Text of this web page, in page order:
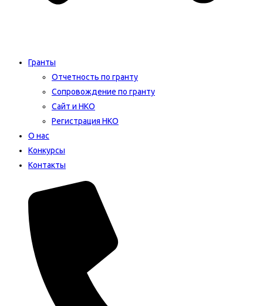
Гранты
Отчетность по гранту
Сопровождение по гранту
Сайт и НКО
Регистрация НКО
О нас
Конкурсы
Контакты